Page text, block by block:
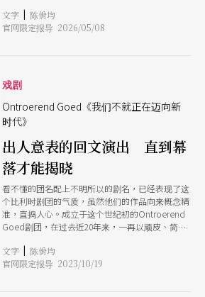
（从艾拉．费兹杰拉Ella Fitzgerald到罗比．威廉
斯Robbie Williams），和其对百老汇的影响。 在
台北与观众见面。（注2）在这100年间，柏林剧院
只有4次新制，上一次已经是2007年由罗伯．威尔
森执导的版本，可说每次出手都是一次重要事件。
团队如何在这些历史之上找出自己的路，与现下对
话，也是这次演出值得一看的原因。
文字 | 陈佾均
官网限定报导 2026/05/08
戏剧
Ontroerend Goed《我们不就正在迈向新
时代》
出人意表的回文演出 直到幕
落才能揭晓
看不懂的团名配上不明所以的剧名，已经表现了这
个比利时剧团的气质，虽然他们的作品向来概念精
准，直捣人心。成立于这个世纪初的Ontroerend
Goed剧团，在过去近20年来，一再以顽皮、简单
会里的位置、处境，以及人与人之间的关系。
Ontroerend Goed在法兰德斯语里有双重意义。
文字 | 陈佾均
官网限定报导 2023/10/19